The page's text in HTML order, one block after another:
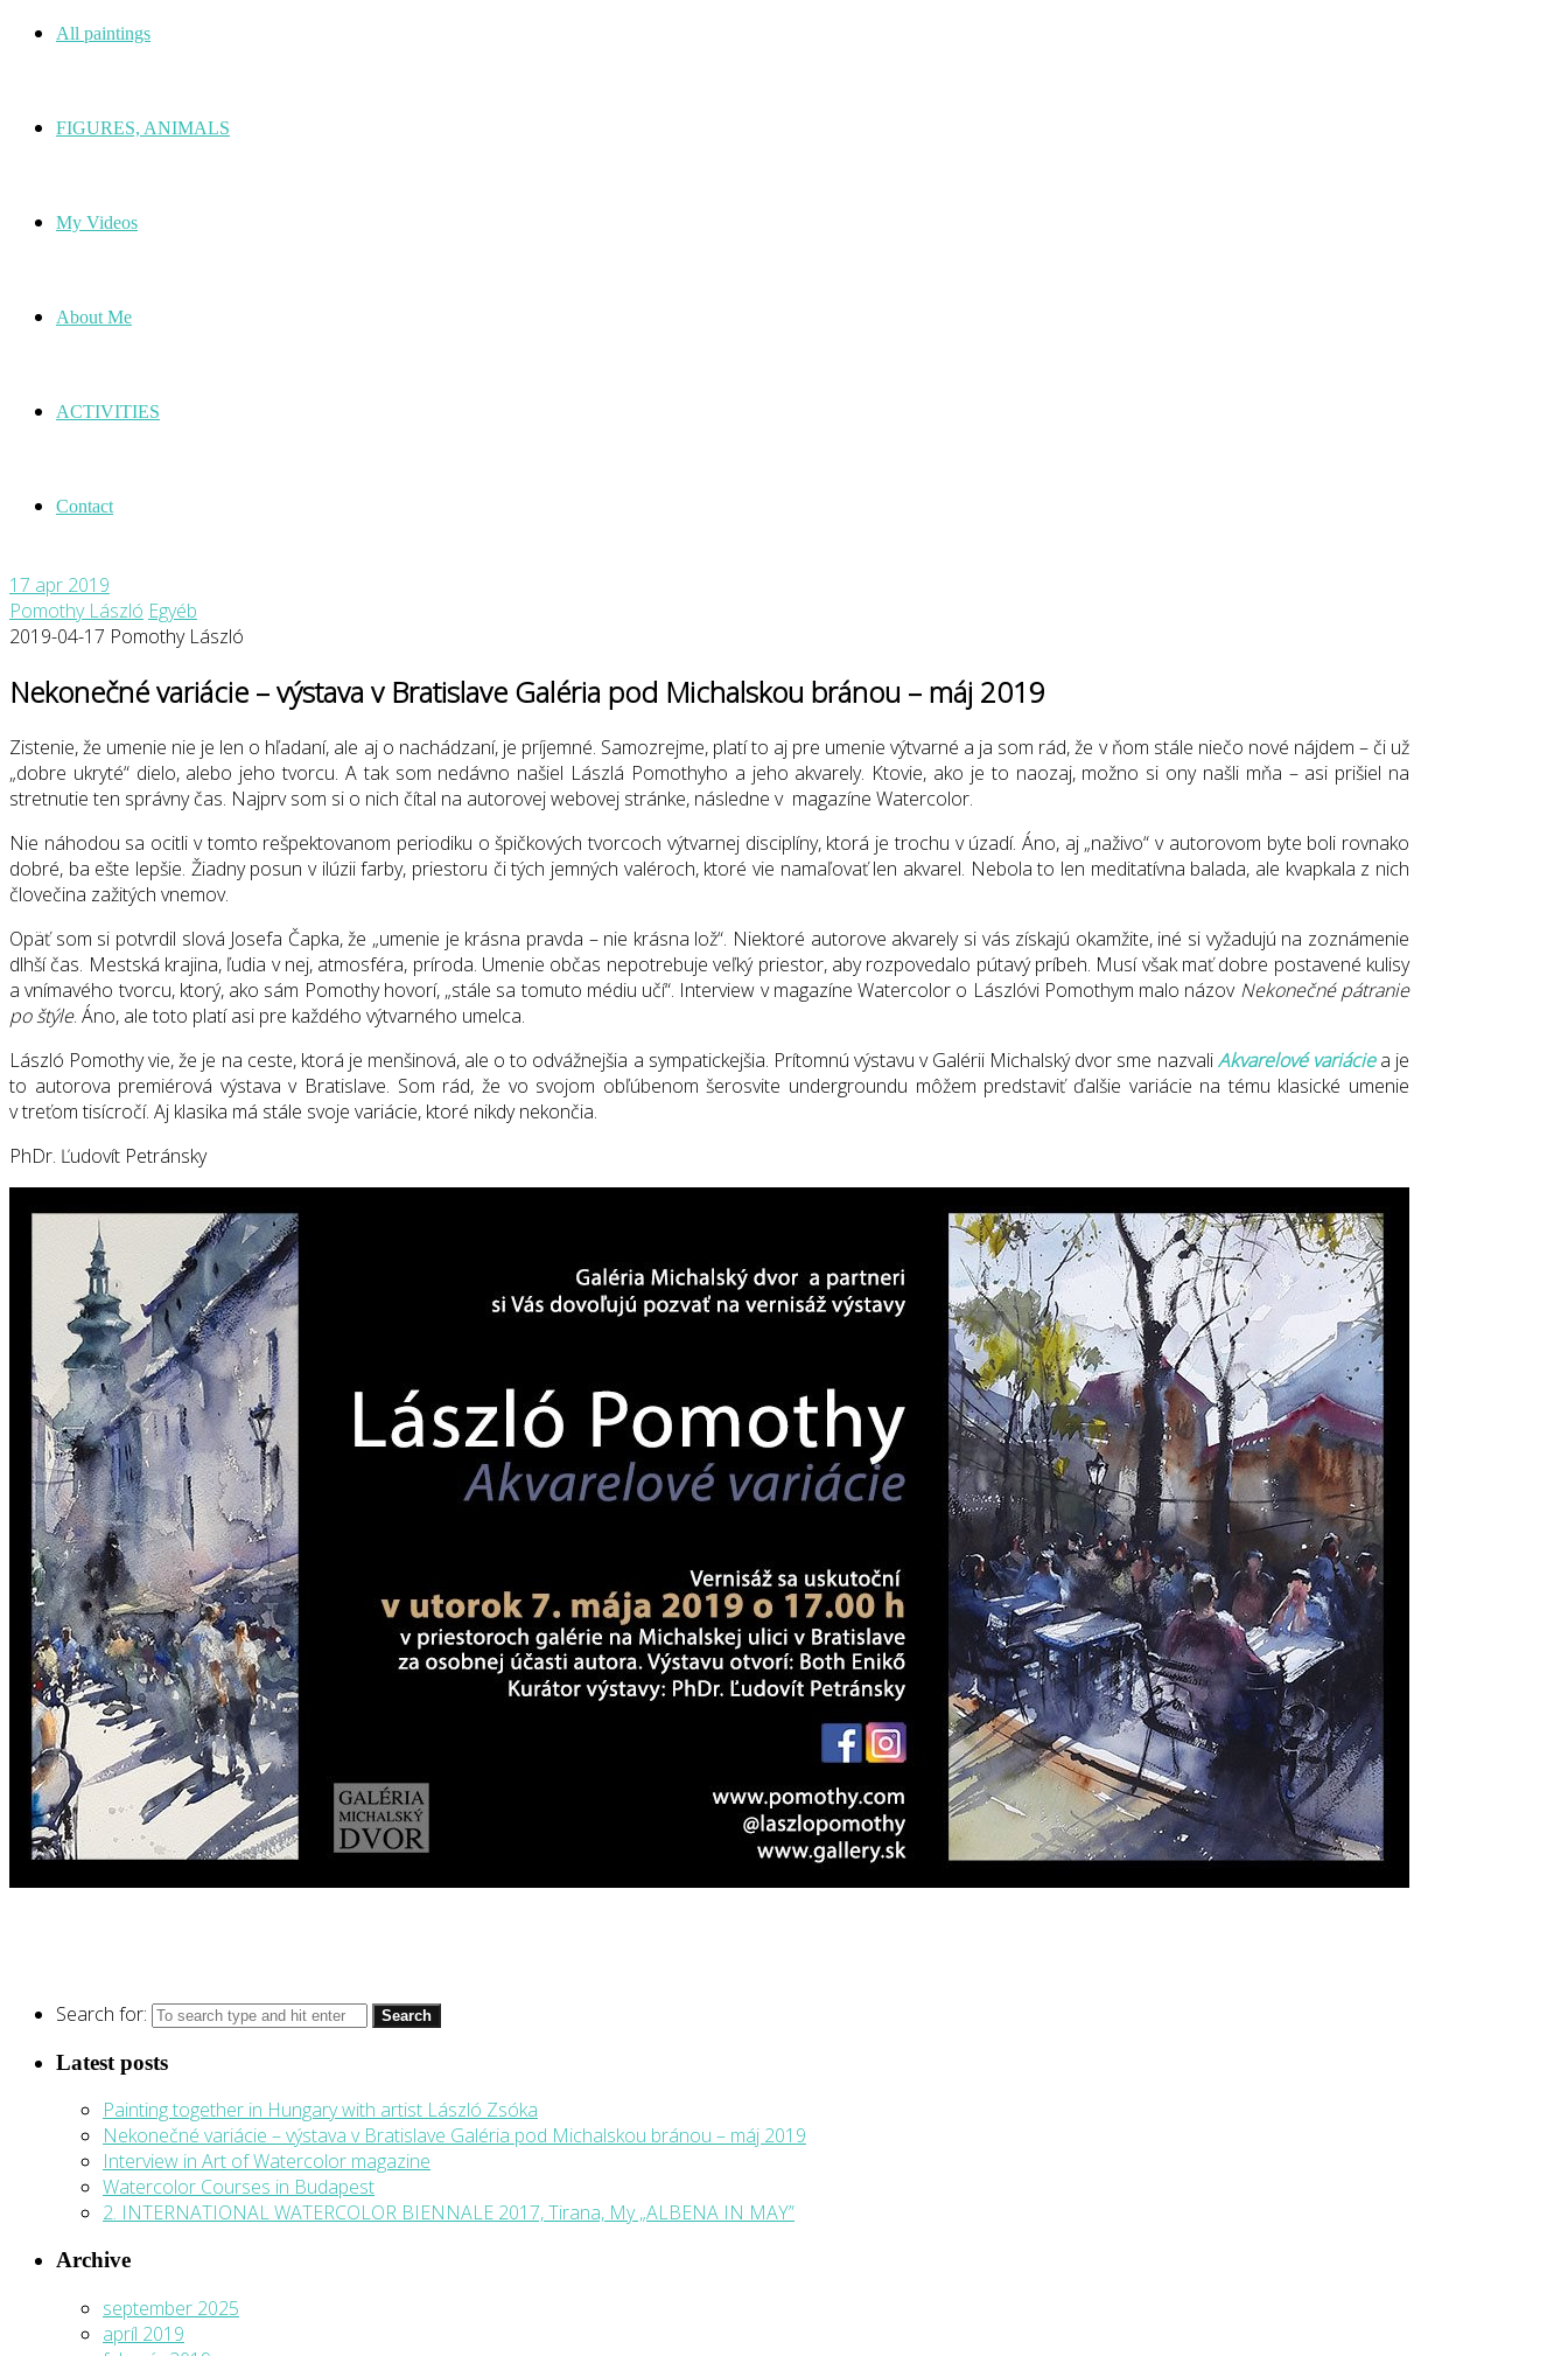
All paintings
FIGURES, ANIMALS
My Videos
About Me
ACTIVITIES
Contact
17 apr 2019
Pomothy László Egyéb
2019-04-17 Pomothy László
Nekonečné variácie – výstava v Bratislave Galéria pod Michalskou bránou – máj 2019
Zistenie, že umenie nie je len o hľadaní, ale aj o nachádzaní, je príjemné. Samozrejme, platí to aj pre umenie výtvarné a ja som rád, že v ňom stále niečo nové nájdem – či už
„dobre ukryté“ dielo, alebo jeho tvorcu. A tak som nedávno našiel Lászlá Pomothyho a jeho akvarely. Ktovie, ako je to naozaj, možno si ony našli mňa – asi prišiel na
stretnutie ten správny čas. Najprv som si o nich čítal na autorovej webovej stránke, následne v magazíne Watercolor.
Nie náhodou sa ocitli v tomto rešpektovanom periodiku o špičkových tvorcoch výtvarnej disciplíny, ktorá je trochu v úzadí. Áno, aj „naživo“ v autorovom byte boli rovnako
dobré, ba ešte lepšie. Žiadny posun v ilúzii farby, priestoru či tých jemných valéroch, ktoré vie namaľovať len akvarel. Nebola to len meditatívna balada, ale kvapkala z nich
človečina zažitých vnemov.
Opäť som si potvrdil slová Josefa Čapka, že „umenie je krásna pravda – nie krásna lož“. Niektoré autorove akvarely si vás získajú okamžite, iné si vyžadujú na zoznámenie
dlhší čas. Mestská krajina, ľudia v nej, atmosféra, príroda. Umenie občas nepotrebuje veľký priestor, aby rozpovedalo pútavý príbeh. Musí však mať dobre postavené kulisy
a vnímavého tvorcu, ktorý, ako sám Pomothy hovorí, „stále sa tomuto médiu učí“. Interview v magazíne Watercolor o Lászlóvi Pomothym malo názov Nekonečné pátranie
po štýle. Áno, ale toto platí asi pre každého výtvarného umelca.
László Pomothy vie, že je na ceste, ktorá je menšinová, ale o to odvážnejšia a sympatickejšia. Prítomnú výstavu v Galérii Michalský dvor sme nazvaliAkvarelové variáciea je
to autorova premiérová výstava v Bratislave. Som rád, že vo svojom obľúbenom šerosvite undergroundu môžem predstaviť ďalšie variácie na tému klasické umenie
v treťom tisícročí. Aj klasika má stále svoje variácie, ktoré nikdy nekončia.
PhDr. Ľudovít Petránsky
Search for:
Latest posts
Painting together in Hungary with artist László Zsóka
Nekonečné variácie – výstava v Bratislave Galéria pod Michalskou bránou – máj 2019
Interview in Art of Watercolor magazine
Watercolor Courses in Budapest
2. INTERNATIONAL WATERCOLOR BIENNALE 2017, Tirana, My „ALBENA IN MAY”
Archive
september 2025
apríl 2019